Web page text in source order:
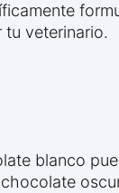
veterinario.
blanco